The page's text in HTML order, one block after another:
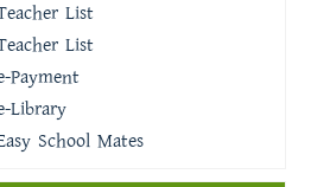
List
List
Payment
Library
School Mates